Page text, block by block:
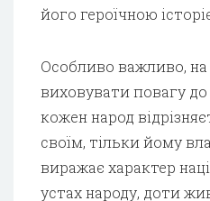
його героїчною
Особливо важливо,
виховувати повагу
кожен народ
своїм, тільки йому
виражає характер
устах народу, доти